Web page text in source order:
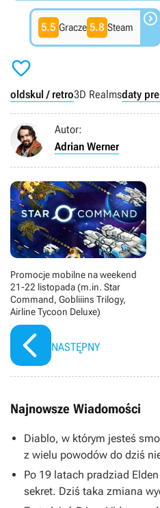
5.5 Gracze 5.8 Steam 

oldskul / retro3D Realmsdaty
Autor:
Adrian Werner
Promocje mobilne na weekend
21-22 listopada (m.in. Star
Command, Gobliiins Trilogy,
Airline Tycoon Deluxe)
NASTĘPNY
Najnowsze Wiadomości
Diablo, w którym jesteś
z wielu powodów do dziś
Po 19 latach pradziad
sekret. Dziś taka zmiana